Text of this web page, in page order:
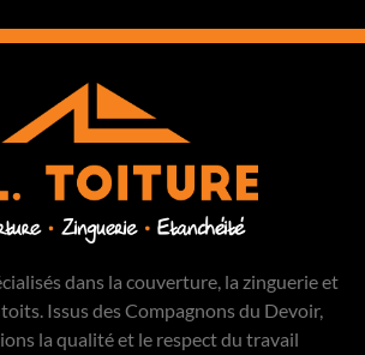
dans la couverture, la zinguerie et
Issus des Compagnons du Devoir,
la qualité et le respect du travail